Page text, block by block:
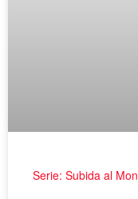
Serie: Subida al